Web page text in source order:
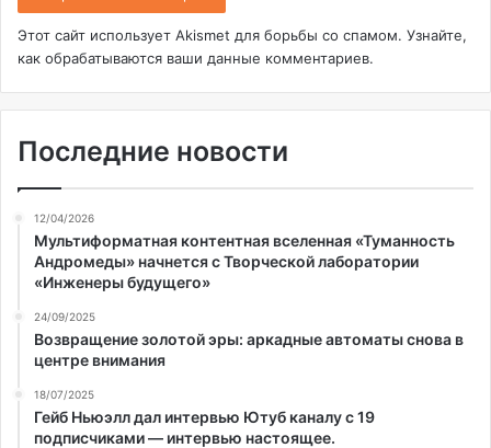
Этот сайт использует Akismet для борьбы со спамом. Узнайте,
как обрабатываются ваши данные комментариев.
Последние новости
12/04/2026
Мультиформатная контентная вселенная «Туманность
Андромеды» начнется с Творческой лаборатории
«Инженеры будущего»
24/09/2025
Возвращение золотой эры: аркадные автоматы снова в
центре внимания
18/07/2025
Гейб Ньюэлл дал интервью Ютуб каналу с 19
подписчиками — интервью настоящее.